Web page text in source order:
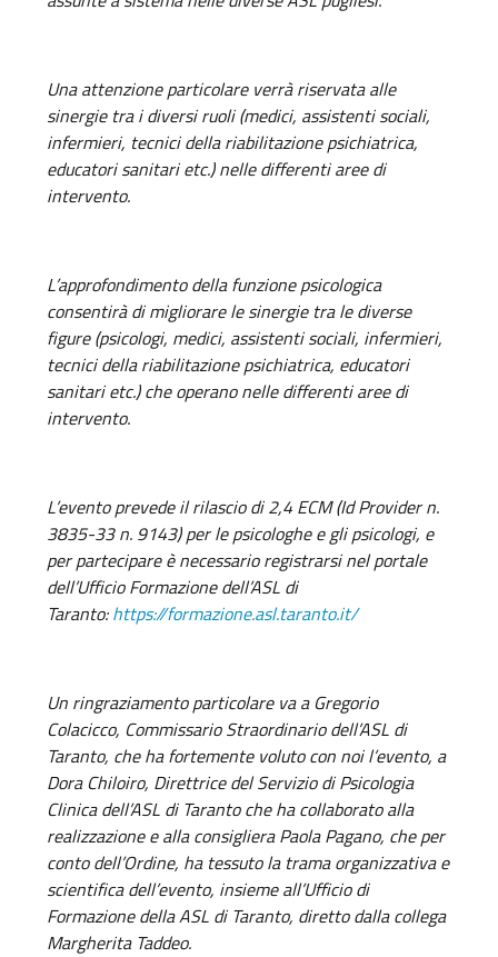
Una attenzione particolare verrà riservata alle
sinergie tra i diversi ruoli (medici, assistenti sociali,
infermieri, tecnici della riabilitazione psichiatrica,
educatori sanitari etc.) nelle differenti aree di
intervento.
L’approfondimento della funzione psicologica
consentirà di migliorare le sinergie tra le diverse
figure (psicologi, medici, assistenti sociali, infermieri,
tecnici della riabilitazione psichiatrica, educatori
sanitari etc.) che operano nelle differenti aree di
intervento.
L’evento prevede il rilascio di 2,4 ECM (Id Provider n.
3835-33 n. 9143) per le psicologhe e gli psicologi, e
per partecipare è necessario registrarsi nel portale
dell’Ufficio Formazione dell’ASL di
Taranto:https://formazione.asl.taranto.it/
Un ringraziamento particolare va a Gregorio
Colacicco, Commissario Straordinario dell’ASL di
Taranto, che ha fortemente voluto con noi l’evento, a
Dora Chiloiro, Direttrice del Servizio di Psicologia
Clinica dell’ASL di Taranto che ha collaborato alla
realizzazione e alla consigliera Paola Pagano, che per
conto dell’Ordine, ha tessuto la trama organizzativa e
scientifica dell’evento, insieme all’Ufficio di
Formazione della ASL di Taranto, diretto dalla collega
Margherita Taddeo.